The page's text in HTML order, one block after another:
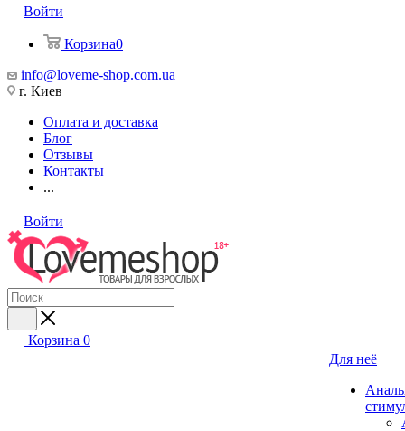
Войти
Корзина0
info@loveme-shop.com.ua
г. Киев
Оплата и доставка
Блог
Отзывы
Контакты
...
Войти
Корзина 0
Для неё